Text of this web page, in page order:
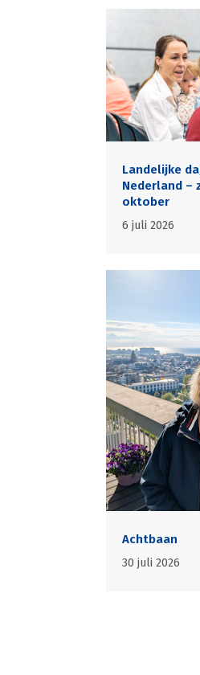
Landelijke
Nederland –
oktober
6 juli 2026
Achtbaan
30 juli 2026